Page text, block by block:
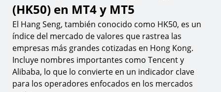
Cómo realizar una operación con Hang Seng en
MT4 y MT5
8. Paso 1. Encuentre el Hang Seng en la ventana de
observación del mercado
9. Paso 2. Establezca los parámetros de su operación
10.
Paso 3. Ejecute y coloque su operación
(HK50) en MT4 y MT5
El Hang Seng, también conocido como HK50, es un
índice del mercado de valores que rastrea las
empresas más grandes cotizadas en Hong Kong.
Incluye nombres importantes como Tencent y
Alibaba, lo que lo convierte en un indicador clave
para los operadores enfocados en los mercados